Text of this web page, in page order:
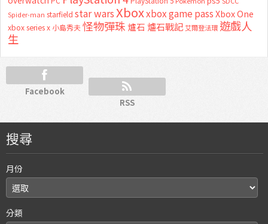
Spider-man starfield star wars Xboxxbox game passXbox One
xbox series x 小島秀夫怪物彈珠 爐石 爐石戰記艾爾登法環 遊戲人
生
Facebook
RSS
搜尋
月份
分類